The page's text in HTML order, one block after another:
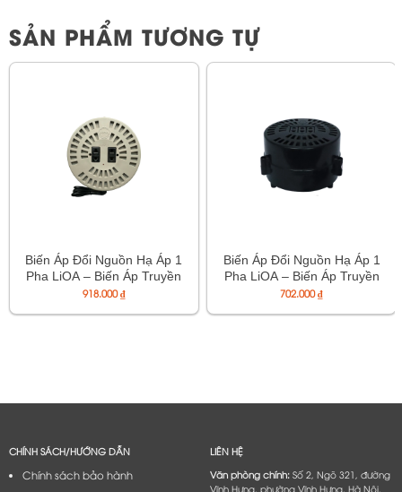
SẢN PHẨM TƯƠNG TỰ
Biến Áp Đổi Nguồn Hạ Áp 1
Pha LiOA – Biến Áp Truyền
Thống Loại Đặc Biệt – Mã
918.000₫
Biến Áp Đổi Nguồn Hạ Áp 1
Pha LiOA – Biến Áp Truyền
Thống Loại Phổ Thông –
702.000₫
CHÍNH SÁCH/HƯỚNG DẪN
Chính sách bảo hành
LIÊN HỆ
Văn phòng chính:Số 2, Ngõ 321, đường
Vĩnh Hưng, phường Vĩnh Hưng, Hà Nội,